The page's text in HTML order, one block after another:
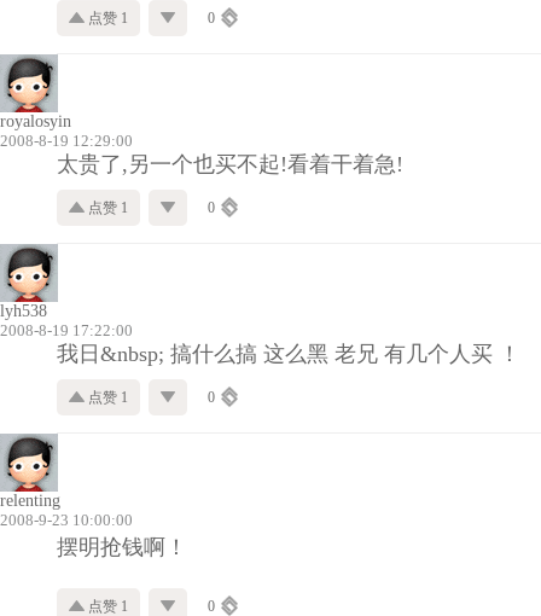
点赞 1 0
royalosyin
2008-8-19 12:29:00
太贵了,另一个也买不起!看着干着急!
点赞 1 0
lyh538
2008-8-19 17:22:00
我日&nbsp; 搞什么搞 这么黑 老兄 有几个人买 ！
点赞 1 0
relenting
2008-9-23 10:00:00
摆明抢钱啊！
点赞 1 0